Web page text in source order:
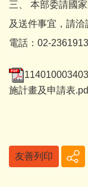
三、 本部委請國
及送件事宜，請洽
電話：02-
施計畫及申請表
友善列印